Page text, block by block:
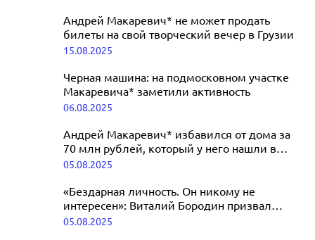
Андрей Макаревич* не может продать
билеты на свой творческий вечер в Грузии
15.08.2025
Черная машина: на подмосковном участке
Макаревича* заметили активность
06.08.2025
Андрей Макаревич* избавился от дома за
70 млн рублей, который у него нашли в
России
05.08.2025
«Бездарная личность. Он никому не
интересен»: Виталий Бородин призвал
лишить Андрея Макаревича* званий
05.08.2025